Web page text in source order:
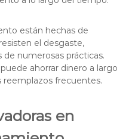
están hechas de
el desgaste,
numerosas prácticas.
ahorrar dinero a largo
reemplazos frecuentes.
en